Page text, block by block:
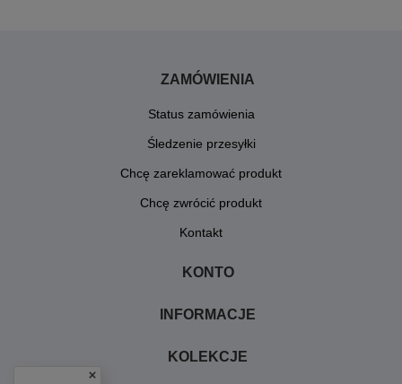
ZAMÓWIENIA
Status zamówienia
Śledzenie przesyłki
Chcę zareklamować produkt
Chcę zwrócić produkt
Kontakt
KONTO
INFORMACJE
KOLEKCJE